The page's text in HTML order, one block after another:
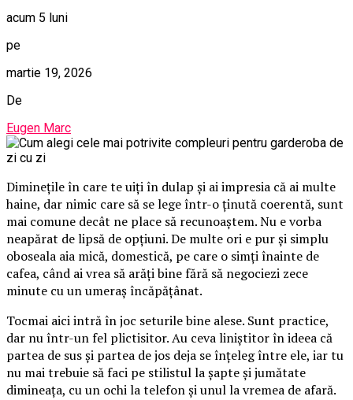
acum 5 luni
pe
martie 19, 2026
De
Eugen Marc
Diminețile în care te uiți în dulap și ai impresia că ai multe
haine, dar nimic care să se lege într-o ținută coerentă, sunt
mai comune decât ne place să recunoaștem. Nu e vorba
neapărat de lipsă de opțiuni. De multe ori e pur și simplu
oboseala aia mică, domestică, pe care o simți înainte de
cafea, când ai vrea să arăți bine fără să negociezi zece
minute cu un umeraș încăpățânat.
Tocmai aici intră în joc seturile bine alese. Sunt practice,
dar nu într-un fel plictisitor. Au ceva liniștitor în ideea că
partea de sus și partea de jos deja se înțeleg între ele, iar tu
nu mai trebuie să faci pe stilistul la șapte și jumătate
dimineața, cu un ochi la telefon și unul la vremea de afară.